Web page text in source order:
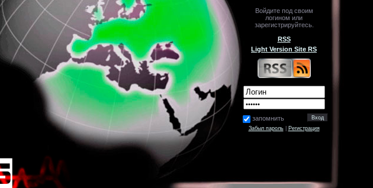
Войдите под своим
логином или
зарегистрируйтесь.
RSS
Light Version Site RS
запомнить
Забыл пароль| Регистрация